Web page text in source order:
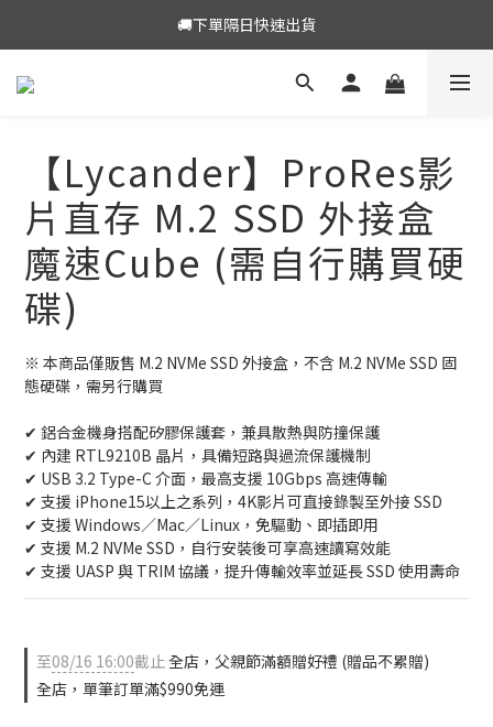
🎁加入LINE好友送7-11咖啡券
🚚下單隔日快速出貨
🎁加入LINE好友送7-11咖啡券
【Lycander】ProRes影
片直存 M.2 SSD 外接盒
魔速Cube (需自行購買硬
碟)
※ 本商品僅販售 M.2 NVMe SSD 外接盒，不含 M.2 NVMe SSD 固
態硬碟，需另行購買
✔ 鋁合金機身搭配矽膠保護套，兼具散熱與防撞保護
✔ 內建 RTL9210B 晶片，具備短路與過流保護機制
✔ USB 3.2 Type-C 介面，最高支援 10Gbps 高速傳輸
✔ 支援 iPhone15以上之系列，4K影片可直接錄製至外接 SSD
✔ 支援 Windows／Mac／Linux，免驅動、即插即用
✔ 支援 M.2 NVMe SSD，自行安裝後可享高速讀寫效能
✔ 支援 UASP 與 TRIM 協議，提升傳輸效率並延長 SSD 使用壽命
至08/16 16:00截止全店，父親節滿額贈好禮 (贈品不累贈)
全店，單筆訂單滿$990免運